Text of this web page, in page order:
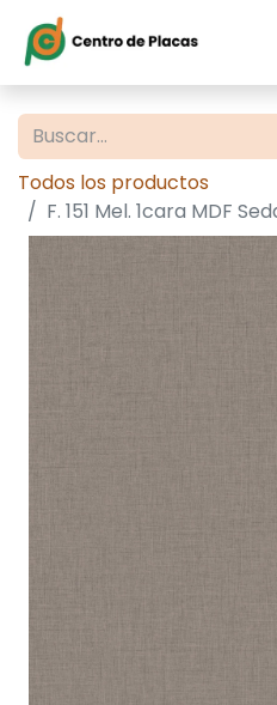
Todos los productos
F. 151 Mel. 1cara MDF